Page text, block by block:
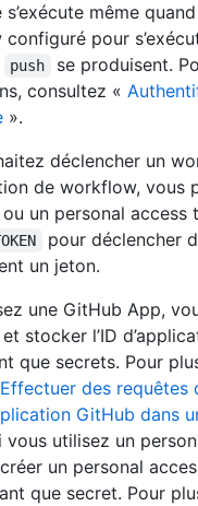
même
pour
push
se produisent.
consultez «
».
déclencher un
de workflow, vous
un personal access
pour déclencher
un jeton.
une GitHub App,
stocker l’ID
que secrets. Pour
Effectuer des requêtes
GitHub dans
vous utilisez un
un personal
que secret. Pour